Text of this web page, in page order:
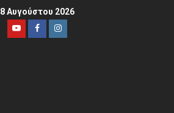
8 Αυγούστου 2026